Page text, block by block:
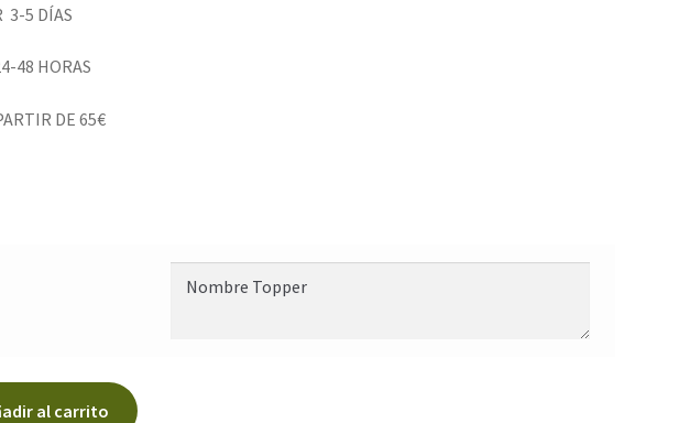
3-5 DÍAS
48 HORAS
DE 65€
al carrito